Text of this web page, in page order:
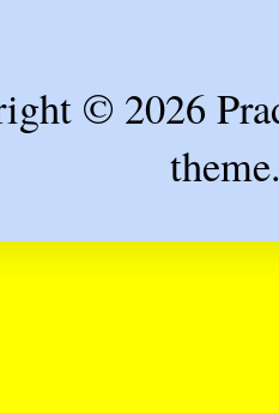
© 2026